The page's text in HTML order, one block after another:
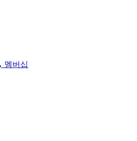
멤버십